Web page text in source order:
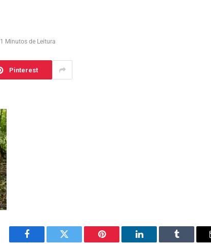
1 Minutos de Leitura
Pinterest
Facebook Twitter Pinterest LinkedIn Tumblr